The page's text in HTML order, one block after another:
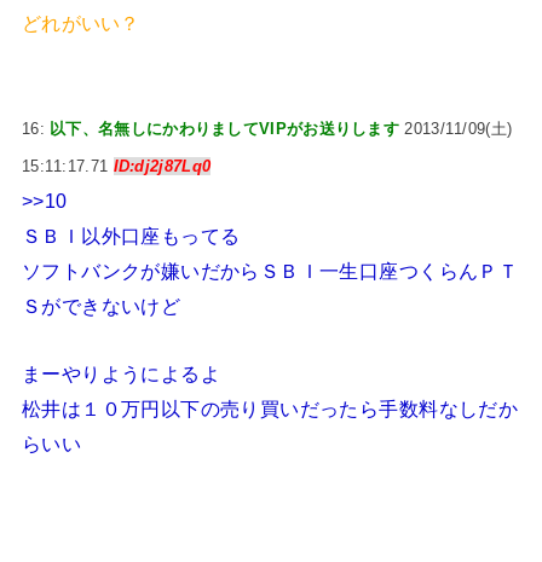
どれがいい？
16: 以下、名無しにかわりましてVIPがお送りします 2013/11/09(土)
15:11:17.71 ID:dj2j87Lq0
>>10
ＳＢＩ以外口座もってる
ソフトバンクが嫌いだからＳＢＩ一生口座つくらんＰＴ
Ｓができないけど
まーやりようによるよ
松井は１０万円以下の売り買いだったら手数料なしだか
らいい